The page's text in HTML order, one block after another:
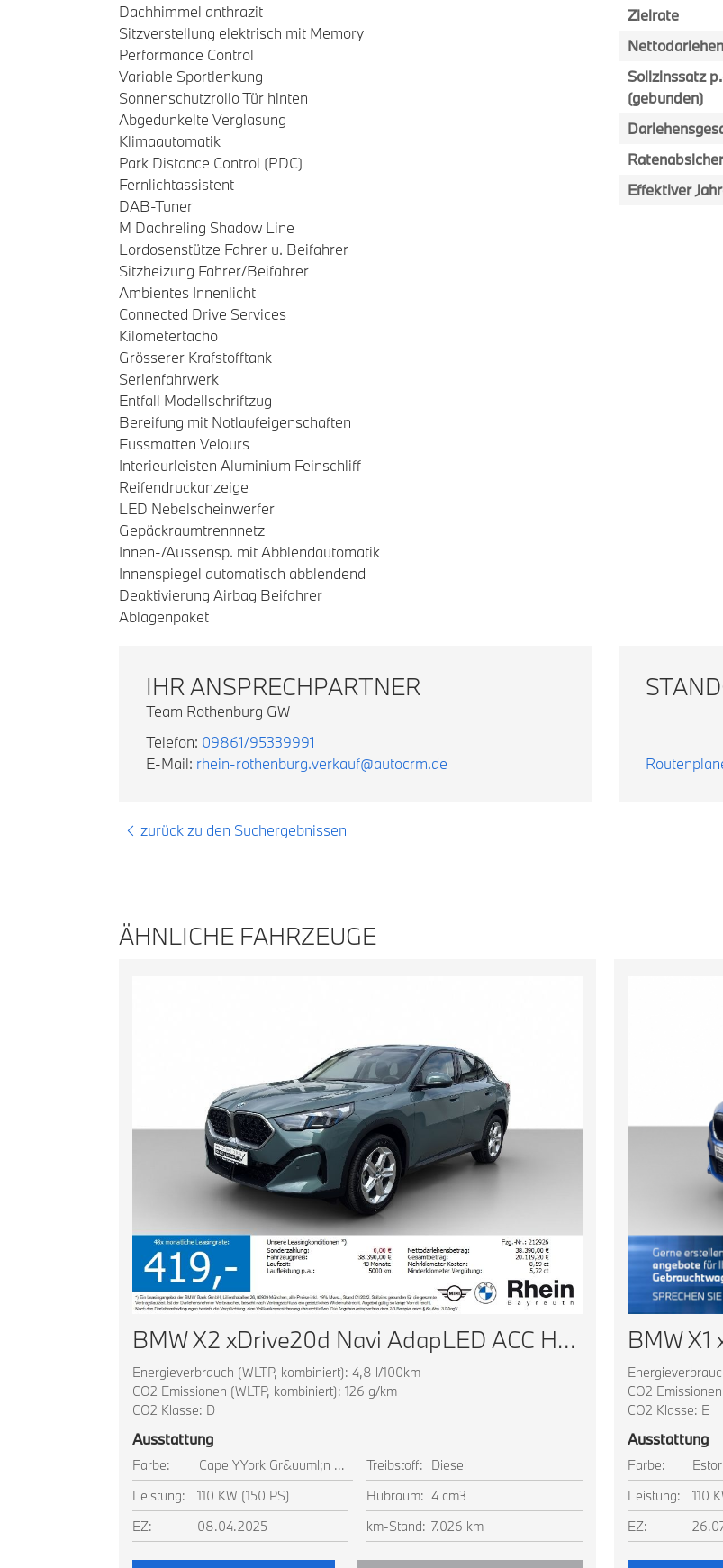
Dachhimmel anthrazit
Sitzverstellung elektrisch mit Memory
Performance Control
Variable Sportlenkung
Sonnenschutzrollo Tür hinten
Abgedunkelte Verglasung
Klimaautomatik
Park Distance Control (PDC)
Fernlichtassistent
DAB-Tuner
M Dachreling Shadow Line
Lordosenstütze Fahrer u. Beifahrer
Sitzheizung Fahrer/Beifahrer
Ambientes Innenlicht
Connected Drive Services
Kilometertacho
Grösserer Krafstofftank
Serienfahrwerk
Entfall Modellschriftzug
Bereifung mit Notlaufeigenschaften
Fussmatten Velours
Interieurleisten Aluminium Feinschliff
Reifendruckanzeige
LED Nebelscheinwerfer
Gepäckraumtrennnetz
Innen-/Aussensp. mit Abblendautomatik
Innenspiegel automatisch abblendend
Deaktivierung Airbag Beifahrer
Ablagenpaket
Zielrate
Sollzinssatz
(gebunden)
Effektiver
IHR ANSPRECHPARTNER
Team Rothenburg GW
Telefon: 09861/95339991
E-Mail: rhein-rothenburg.verkauf@autocrm.de
zurück zu den Suchergebnissen
ÄHNLICHE FAHRZEUGE
BMW X2 xDrive20d Navi AdapLED ACC HUD Park+ Komfortz
Energieverbrauch (WLTP, kombiniert): 4,8 l/100km
CO2 Emissionen (WLTP, kombiniert): 126 g/km
CO2 Klasse: D
Ausstattung
Farbe: Cape YYork Gr&uuml;n Metallic Treibstoff: Diesel
Leistung:
110 KW (150 PS) Hubraum: 4 cm3
EZ:
08.04.2025 km-Stand: 7.026 km
CO2
CO2 Klasse: E
Ausstattung
Farbe:
Leistung:
110
EZ: